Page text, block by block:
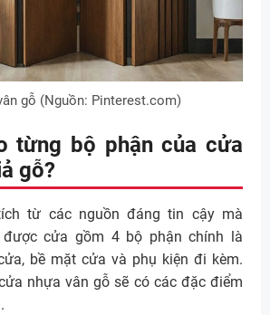
gỗ (Nguồn: Pinterest.com)
từng bộ phận của cửa
gỗ?
từ các nguồn đáng tin cậy mà
được cửa gồm 4 bộ phận chính là
bề mặt cửa và phụ kiện đi kèm.
nhựa vân gỗ sẽ có các đặc điểm